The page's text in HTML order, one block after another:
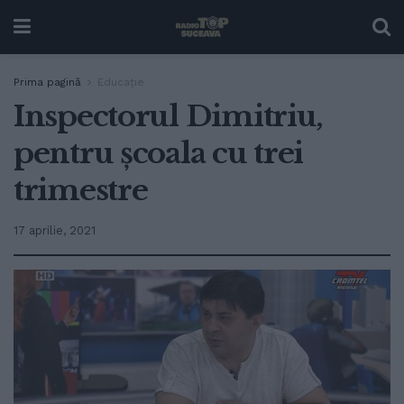
Prima pagină Educație
Inspectorul Dimitriu,
pentru școala cu trei
trimestre
17 aprilie, 2021